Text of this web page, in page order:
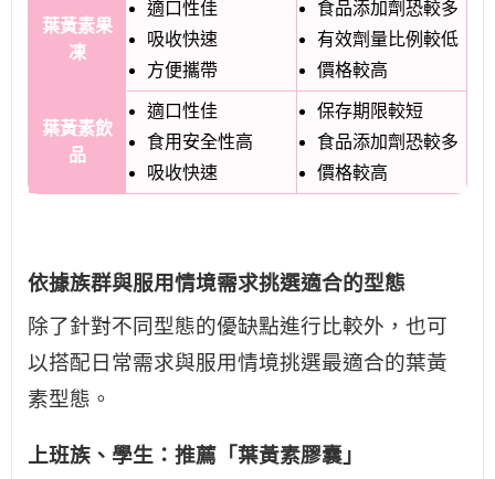
葉黃素果
凍
適口性佳
吸收快速
方便攜帶
食品添加劑恐較多
有效劑量比例較低
價格較高
葉黃素飲
品
適口性佳
食用安全性高
吸收快速
保存期限較短
食品添加劑恐較多
價格較高
依據族群與服用情境需求挑選適合的型態
除了針對不同型態的優缺點進行比較外，也可
以搭配日常需求與服用情境挑選最適合的葉黃
素型態。
上班族、學生：推薦「葉黃素膠囊」